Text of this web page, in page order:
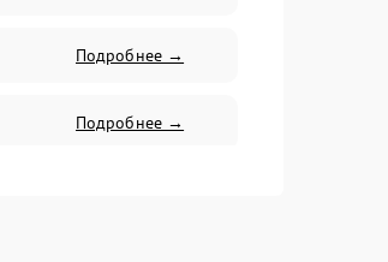
Подробнее →
Подробнее →